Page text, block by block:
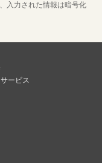
入力された情報は暗号化
ービス